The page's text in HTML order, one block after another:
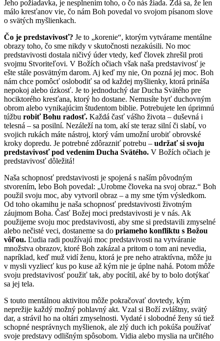
Jeho požiadavka, je nesplnením toho, o čo nás žiada. Zdá sa, že len
málo kresťanov vie, čo nám Boh povedal vo svojom písanom slove
o svätých myšlienkach.
Čo je predstavivosť? Je to „korenie“, ktorým vytvárame mentálne
obrazy toho, čo sme nikdy v skutočnosti nezakúsili. No moc
predstavivosti dostala ničivý úder vtedy, keď človek zhrešil proti
svojmu Stvoriteľovi. V Božích očiach však naša predstavivosť je
ešte stále posvätným darom. Aj keď my nie, On pozná jej moc. Boh
nám chce pomôcť oslobodiť sa od každej myšlienky, ktorá prináša
nepokoj alebo úzkosť. Je to jednoduchý dar Ducha Svätého pre
hociktorého kresťana, ktorý ho dostane. Nemu­síte byť duchovným
obrom alebo vynikajúcim študentom biblie. Potrebujete len úprimnú
túžbu robiť Bohu radosť. Každá časť vášho života – duševná i
telesná – sa posilní. Nezáleží na tom, akí ste teraz silní či slabí, vo
svojich rukách máte nástroj, ktorý vám umožní urobiť obrovské
kroky dopredu. Je potrebné zdôrazniť potrebu – udržať si svoju
predstavivosť pod vedením Ducha Svätého. V Božích očiach je
predstavivosť dôležitá!
Naša schopnosť predstavivosti je spojená s naším pôvodným
stvorením, lebo Boh povedal: „Urobme človeka na svoj obraz.“ Boh
použil svoju moc, aby vytvoril obraz – a my sme tým výsledkom.
Od toho okamihu je naša schopnosť predstavivosti životným
záujmom Boha. Časť Božej moci predstavivosti je v nás. Ak
použijeme svoju moc predstavivosti, aby sme si predstavili zmyselné
alebo nečisté veci, dostaneme sa do priameho konfliktu s Božou
vôľou. Ľudia radi používajú moc predstavivosti na vytvá­ranie
množstva obrazov, ktoré Boh zakázal a pritom o tom ani nevedia,
napríklad, keď muž vidí ženu, ktorá je pre neho atraktívna, môže ju
v mysli vyzliecť kus po kuse až kým nie je úplne nahá. Potom môže
svoju predstavivosť použiť tak, aby pocítil, aké by to bolo dotýkať
sa jej tela.
S touto mentálnou aktivitou môže pokračovať dovtedy, kým
neprežije každý možný pohlavný akt. Vzal si Boží zvláštny, svätý
dar, a strávil ho na oltári zmyselnosti. Vydaté i slobodné ženy sú tiež
schopné nesprávnych myšlienok, ale zlý duch ich pokúša používať
svoje predstavy odlišným spôsobom. Vidia alebo myslia na určitého